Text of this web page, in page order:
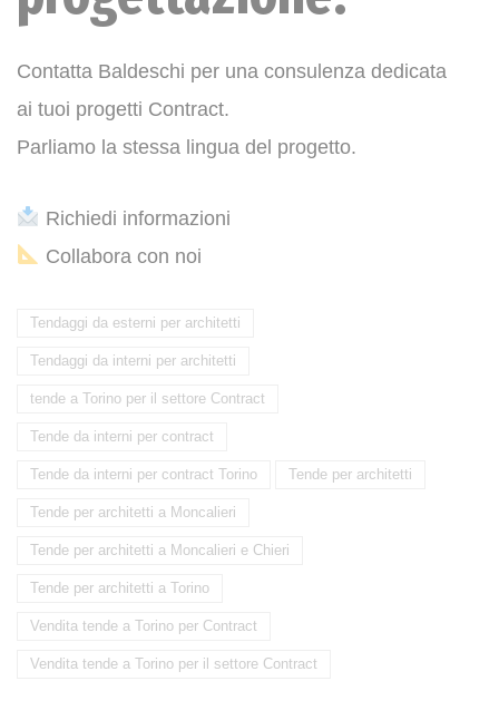
Contatta Baldeschi per una consulenza dedicata
ai tuoi progetti Contract.
Parliamo la stessa lingua del progetto.
Richiedi informazioni
Collabora con noi
Tendaggi da esterni per architetti
Tendaggi da interni per architetti
tende a Torino per il settore Contract
Tende da interni per contract
Tende da interni per contract Torino Tende per architetti
Tende per architetti a Moncalieri
Tende per architetti a Moncalieri e Chieri
Tende per architetti a Torino
Vendita tende a Torino per Contract
Vendita tende a Torino per il settore Contract